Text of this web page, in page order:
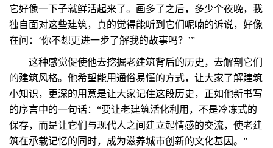
它好像一下子就鲜活起来了。画多了之后，多少个夜晚，我
独自面对这些建筑，真的觉得能听到它们呢喃的诉说，好像
在问：‘你不想更进一步了解我的故事吗？’”
这种感觉促使他去挖掘老建筑背后的历史，去解剖它们
的建筑风格。他希望能用通俗易懂的方式，让大家了解建筑
小知识，更深的用意是让大家记住这段历史，正如他新书写
的序言中的一句话：“要让老建筑活化利用，不是冷冻式的
保存，而是让它们与现代人之间建立起情感的交流，使老建
筑在承载记忆的同时，成为滋养城市创新的文化基因。”